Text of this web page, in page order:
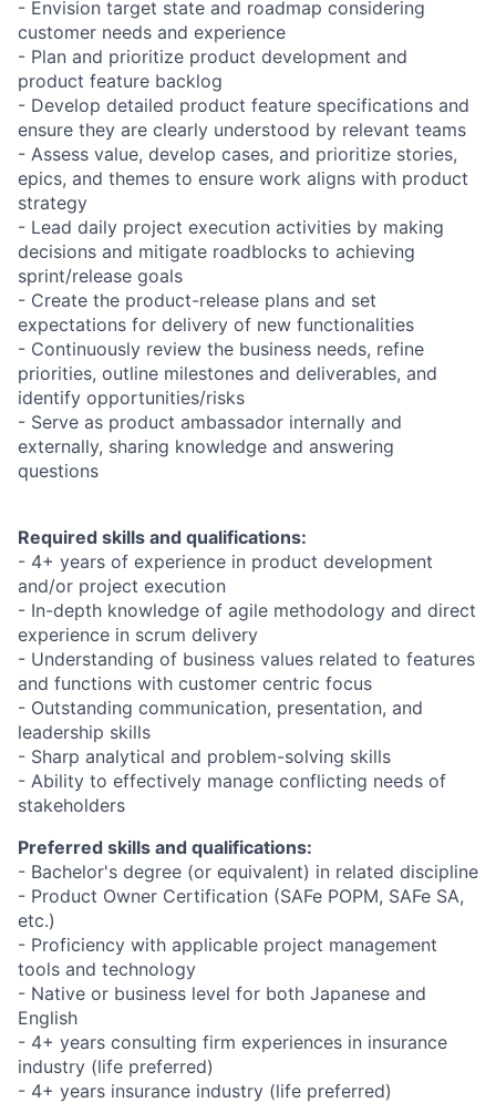
- Envision target state and roadmap considering
customer needs and experience
- Plan and prioritize product development and
product feature backlog
- Develop detailed product feature specifications and
ensure they are clearly understood by relevant teams
- Assess value, develop cases, and prioritize stories,
epics, and themes to ensure work aligns with product
strategy
- Lead daily project execution activities by making
decisions and mitigate roadblocks to achieving
sprint/release goals
- Create the product-release plans and set
expectations for delivery of new functionalities
- Continuously review the business needs, refine
priorities, outline milestones and deliverables, and
identify opportunities/risks
- Serve as product ambassador internally and
externally, sharing knowledge and answering
questions
Required skills and qualifications:
- 4+ years of experience in product development
and/or project execution
- In-depth knowledge of agile methodology and direct
experience in scrum delivery
- Understanding of business values related to features
and functions with customer centric focus
- Outstanding communication, presentation, and
leadership skills
- Sharp analytical and problem-solving skills
- Ability to effectively manage conflicting needs of
stakeholders
Preferred skills and qualifications:
- Bachelor's degree (or equivalent) in related discipline
- Product Owner Certification (SAFe POPM, SAFe SA,
etc.)
- Proficiency with applicable project management
tools and technology
- Native or business level for both Japanese and
English
- 4+ years consulting firm experiences in insurance
industry (life preferred)
- 4+ years insurance industry (life preferred)